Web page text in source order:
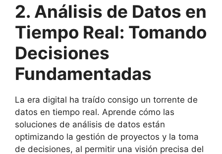
2. Análisis de Datos en
Tiempo Real: Tomando
Decisiones
Fundamentadas
La era digital ha traído consigo un torrente de
datos en tiempo real. Aprende cómo las
soluciones de análisis de datos están
optimizando la gestión de proyectos y la toma
de decisiones, al permitir una visión precisa del